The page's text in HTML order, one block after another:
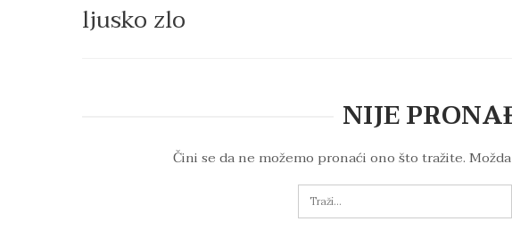
ljusko zlo
NIJE
Čini se da ne možemo pronaći ono što tražite.